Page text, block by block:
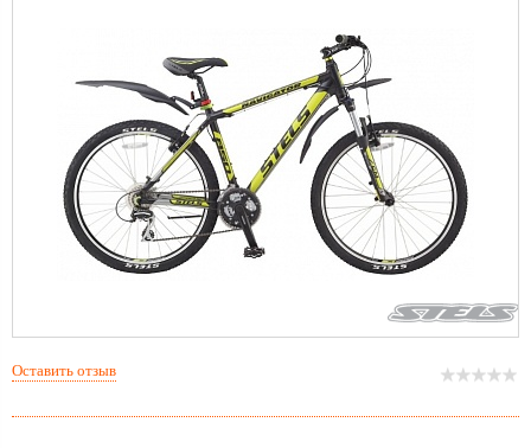
Оставить отзыв